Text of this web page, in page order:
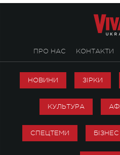
ПРО НАС КОНТАКТИ
НОВИНИ ЗІРКИ
КУЛЬТУРА
СПЕЦТЕМИ БІЗНЕС